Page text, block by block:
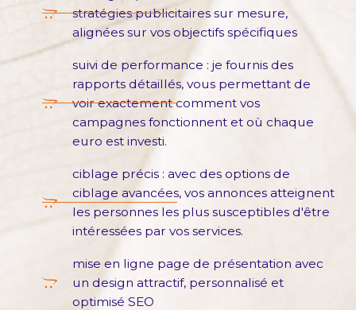
stratégies publicitaires sur mesure,
alignées sur vos objectifs spécifiques
suivi de performance : je fournis des
rapports détaillés, vous permettant de
voir exactement comment vos
campagnes fonctionnent et où chaque
euro est investi.
ciblage précis : avec des options de
ciblage avancées, vos annonces atteignent
les personnes les plus susceptibles d'être
intéressées par vos services.
mise en ligne page de présentation avec
un design attractif, personnalisé et
optimisé SEO